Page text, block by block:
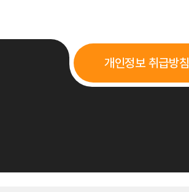
개인정보 취급방침